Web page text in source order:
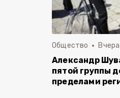
Общество
Александр
пятой группы
пределами